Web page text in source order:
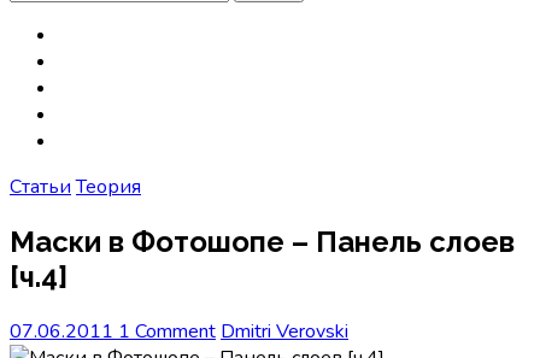
Статьи Теория
Маски в Фотошопе – Панель слоев
[ч.4]
07.06.2011 1 Comment Dmitri Verovski